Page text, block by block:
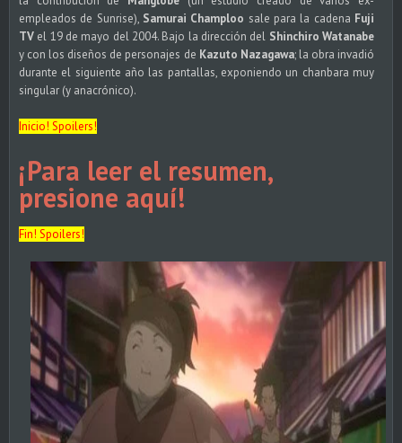
empleados de Sunrise), Samurai Champloo sale para la cadena Fuji
TV el 19 de mayo del 2004. Bajo la dirección del Shinchiro Watanabe
y con los diseños de personajes de Kazuto Nazagawa; la obra invadió
durante el siguiente año las pantallas, exponiendo un chanbara muy
singular (y anacrónico).
Inicio! Spoilers!
¡Para leer el resumen,
presione aquí!
Fin! Spoilers!